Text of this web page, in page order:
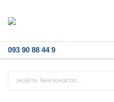
093 90 88 44 9